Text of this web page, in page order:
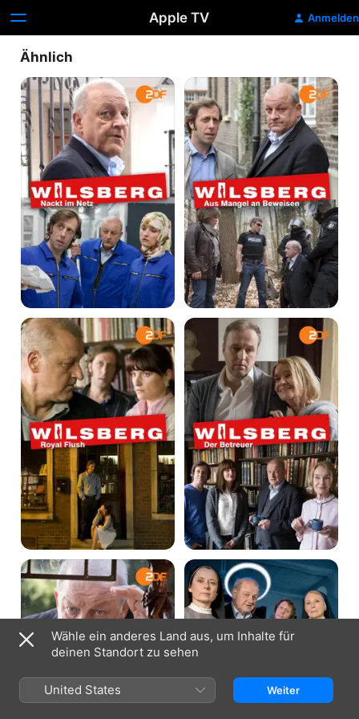
Apple TV Anmelden
Ähnlich
Wilsberg
-
Nackt
im
Netz
Wilsberg
-
Aus
Mangel
an
Beweisen
Wilsberg
-
Royal
Flush
Wilsberg
-
Der
Betreuer
Wilsberg
-
In
Treu
und
Glauben
Wilsberg
-
Gottes
Werk
und
Satans
Kohle
Wähle ein anderes Land aus, um Inhalte für
deinen Standort zu sehen
United States Weiter